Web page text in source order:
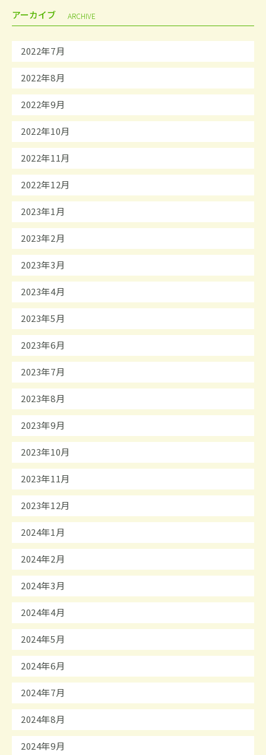
アーカイブ ARCHIVE
2022年7月
2022年8月
2022年9月
2022年10月
2022年11月
2022年12月
2023年1月
2023年2月
2023年3月
2023年4月
2023年5月
2023年6月
2023年7月
2023年8月
2023年9月
2023年10月
2023年11月
2023年12月
2024年1月
2024年2月
2024年3月
2024年4月
2024年5月
2024年6月
2024年7月
2024年8月
2024年9月